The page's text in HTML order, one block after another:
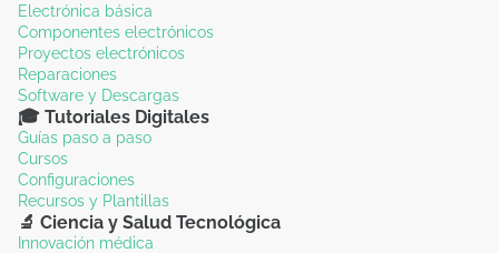
Electrónica básica
Componentes electrónicos
Proyectos electrónicos
Reparaciones
Software y Descargas
🎓 Tutoriales Digitales
Guías paso a paso
Cursos
Configuraciones
Recursos y Plantillas
🔬 Ciencia y Salud Tecnológica
Innovación médica